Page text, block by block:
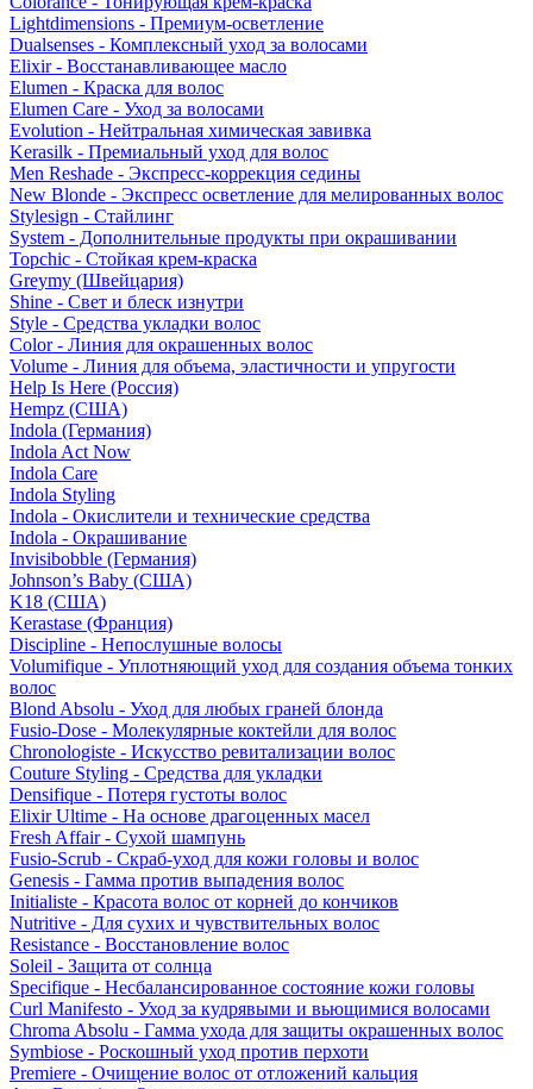
Lightdimensions - Премиум-осветление
Dualsenses - Комплексный уход за волосами
Elixir - Восстанавливающее масло
Elumen - Краска для волос
Elumen Care - Уход за волосами
Evolution - Нейтральная химическая завивка
Kerasilk - Премиальный уход для волос
Men Reshade - Экспресс-коррекция седины
New Blonde - Экспресс осветление для мелированных волос
Stylesign - Стайлинг
System - Дополнительные продукты при окрашивании
Topchic - Стойкая крем-краска
Greymy (Швейцария)
Shine - Свет и блеск изнутри
Style - Средства укладки волос
Color - Линия для окрашенных волос
Volume - Линия для объема, эластичности и упругости
Help Is Here (Россия)
Hempz (США)
Indola (Германия)
Indola Act Now
Indola Care
Indola Styling
Indola - Окислители и технические средства
Indola - Окрашивание
Invisibobble (Германия)
Johnson’s Baby (США)
K18 (США)
Kerastase (Франция)
Discipline - Непослушные волосы
Volumifique - Уплотняющий уход для создания объема тонких
волос
Blond Absolu - Уход для любых граней блонда
Fusio-Dose - Молекулярные коктейли для волос
Chronologiste - Искусство ревитализации волос
Couture Styling - Средства для укладки
Densifique - Потеря густоты волос
Elixir Ultime - На основе драгоценных масел
Fresh Affair - Сухой шампунь
Fusio-Scrub - Скраб-уход для кожи головы и волос
Genesis - Гамма против выпадения волос
Initialiste - Красота волос от корней до кончиков
Nutritive - Для сухих и чувствительных волос
Resistance - Восстановление волос
Soleil - Защита от солнца
Specifique - Несбалансированное состояние кожи головы
Curl Manifesto - Уход за кудрявыми и вьющимися волосами
Chroma Absolu - Гамма ухода для защиты окрашенных волос
Symbiose - Роскошный уход против перхоти
Premiere - Очищение волос от отложений кальция